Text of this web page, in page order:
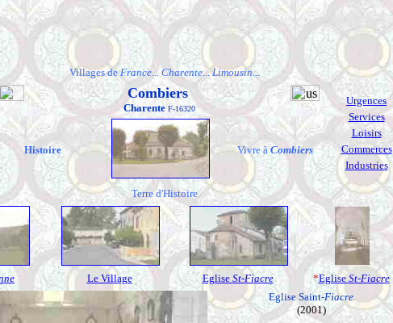
Villages deFrance... Charente...Limousin...
Combiers
Charente F-16320
Urgences
Services
Loisirs
Commerces
Industries
Histoire Vivre à Combiers
Terre d'Histoire
Le Village Eglise St-Fiacre *Eglise St-Fiacre
Eglise Saint-Fiacre
(2001)